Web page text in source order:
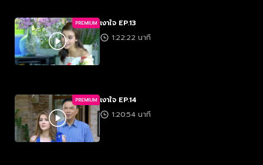
PREMIUM เงาใจ EP.13
1:22:22 นาที
PREMIUM เงาใจ EP.14
1:20:54 นาที